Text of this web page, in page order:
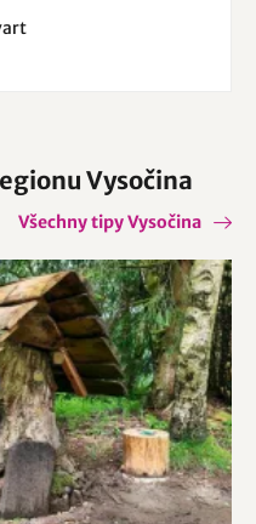
Vysočina
Všechny tipy Vysočina